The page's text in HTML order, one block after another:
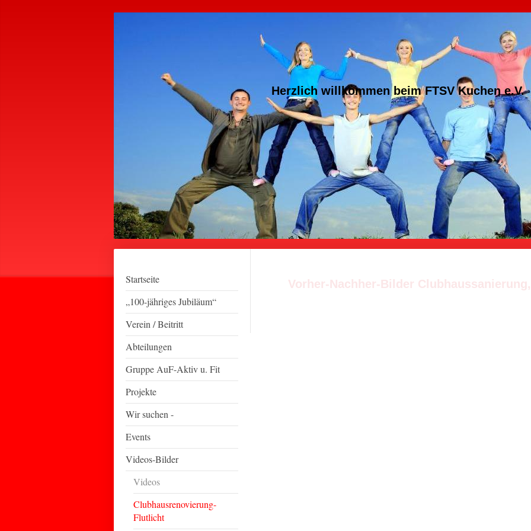
Herzlich willkommen beim FTSV Kuchen e.V.
Startseite
„100-jähriges Jubiläum“
Verein / Beitritt
Abteilungen
Gruppe AuF-Aktiv u. Fit
Projekte
Wir suchen -
Events
Videos-Bilder
Videos
Clubhausrenovierung-
Flutlicht
Vorher-Nachher-Bilder